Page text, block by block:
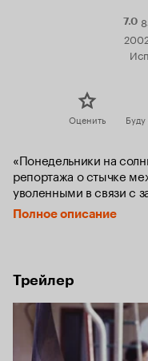
7.0
Оценить
«Понедельники на
репортажа о стычке
уволенными в связи с
североиспанском
посчитали более
не удалось
они остались на улице.
единственного, кому
денежную
понедельникам сидят
берегу моря.
Полное описание
Трейлер